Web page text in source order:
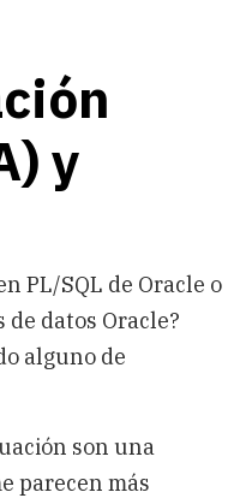
y
PL/SQL de Oracle o
datos Oracle?
alguno de
son una
parecen más